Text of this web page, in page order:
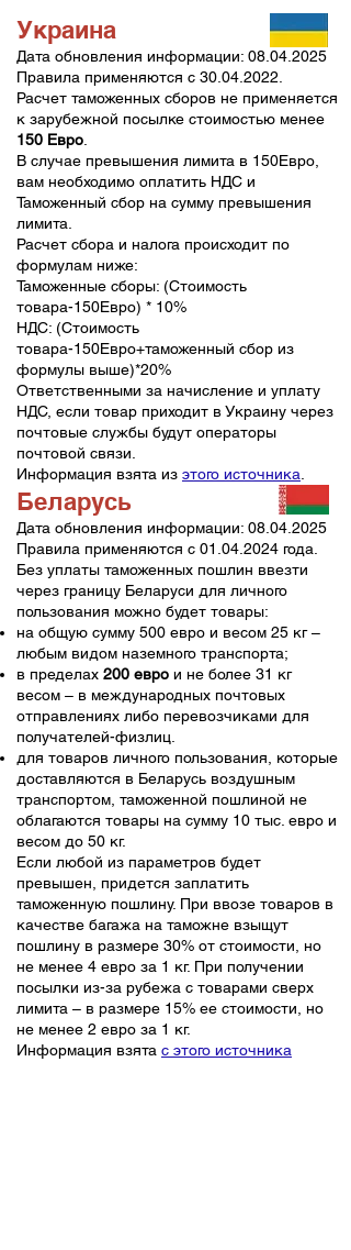
Украина
Дата обновления информации: 08.04.2025
Правила применяются с 30.04.2022
Расчет таможенных сборов не применяется
к зарубежной посылке стоимостью менее
150 Евро
В случае превышения лимита в 150Евро,
вам необходимо оплатить НДС и
Таможенный сбор на сумму превышения
лимита.
Расчет сбора и налога происходит по
формулам ниже:
Таможенные сборы: (Стоимость
товара-150Евро) * 10%
НДС: (Стоимость
товара-150Евро+таможенный сбор из
формулы выше)*20%
Ответственными за начисление и уплату
НДС, если товар приходит в Украину через
почтовые службы будут операторы
почтовой связи.
Информация взята из этого источника
Беларусь
Дата обновления информации: 08.04.2025
Правила применяются с 01.04.2024 года.
Без уплаты таможенных пошлин ввезти
через границу Беларуси для личного
пользования можно будет товары:
на общую сумму 500 евро и весом 25 кг –
любым видом наземного транспорта;
в пределах 200 евро и не более 31 кг
весом – в международных почтовых
отправлениях либо перевозчиками для
получателей-физлиц.
для товаров личного пользования, которые
доставляются в Беларусь воздушным
транспортом, таможенной пошлиной не
облагаются товары на сумму 10 тыс. евро и
весом до 50 кг.
Если любой из параметров будет
превышен, придется заплатить
таможенную пошлину. При ввозе товаров в
качестве багажа на таможне взыщут
пошлину в размере 30% от стоимости, но
не менее 4 евро за 1 кг. При получении
посылки из-за рубежа с товарами сверх
лимита – в размере 15% ее стоимости, но
не менее 2 евро за 1 кг.
Информация взята с этого источника